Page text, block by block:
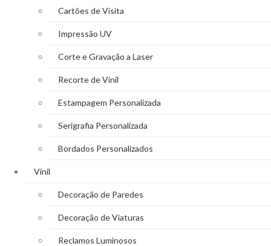
Cartões de Visita
Impressão UV
Corte e Gravação a Laser
Recorte de Vinil
Estampagem Personalizada
Serigrafia Personalizada
Bordados Personalizados
Vinil
Decoração de Paredes
Decoração de Viaturas
Reclamos Luminosos